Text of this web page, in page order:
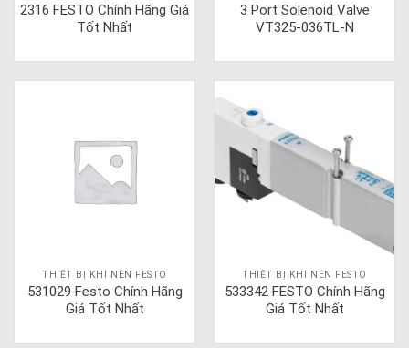
2316 FESTO Chính Hãng Giá
Tốt Nhất
3 Port Solenoid Valve
VT325-036TL-N
THIẾT BỊ KHÍ NÉN FESTO
531029 Festo Chính Hãng
Giá Tốt Nhất
THIẾT BỊ KHÍ NÉN FESTO
533342 FESTO Chính Hãng
Giá Tốt Nhất